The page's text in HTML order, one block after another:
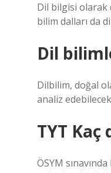
Dil bilgisi olarak
bilim dalları da
Dil
Dilbilim, doğal
analiz
TYT Kaç
ÖSYM